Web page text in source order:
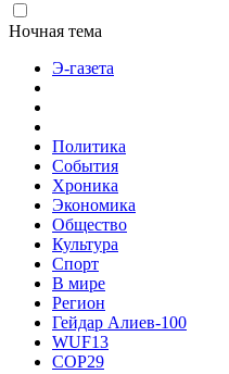
Ночная тема
Э-газета
Политика
События
Хроника
Экономика
Общество
Культура
Спорт
В мире
Регион
Гейдар Алиев-100
WUF13
COP29